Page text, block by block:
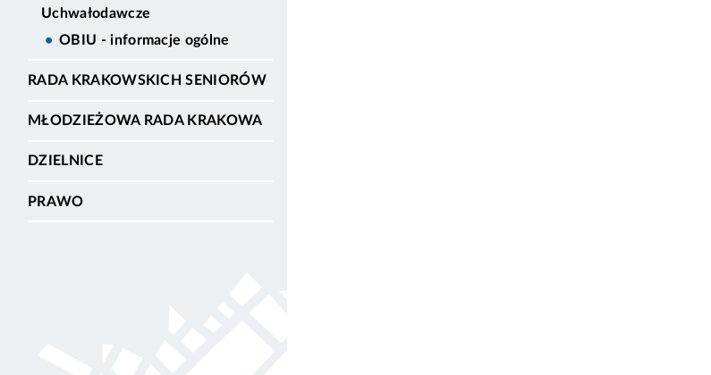
Uchwałodawcze
OBIU - informacje ogólne
RADA KRAKOWSKICH SENIORÓW
MŁODZIEŻOWA RADA KRAKOWA
DZIELNICE
PRAWO